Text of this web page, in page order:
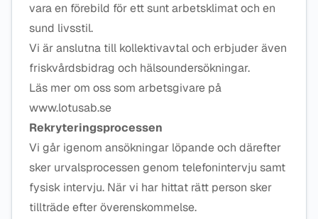
vara en förebild för ett sunt arbetsklimat och en
sund livsstil.
Vi är anslutna till kollektivavtal och erbjuder även
friskvårdsbidrag och hälsoundersökningar.
Läs mer om oss som arbetsgivare på
www.lotusab.se
Rekryteringsprocessen
Vi går igenom ansökningar löpande och därefter
sker urvalsprocessen genom telefonintervju samt
fysisk intervju. När vi har hittat rätt person sker
tillträde efter överenskommelse.